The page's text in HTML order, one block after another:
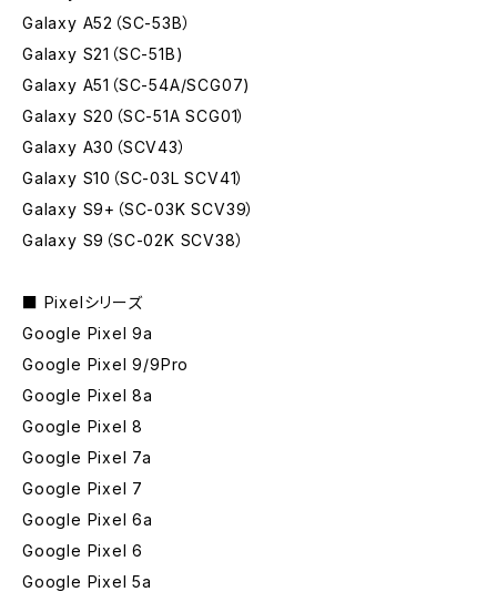
Galaxy A52（SC-53B）
Galaxy S21（SC-51B)
Galaxy A51（SC-54A/SCG07)
Galaxy S20（SC-51A SCG01）
Galaxy A30（SCV43）
Galaxy S10（SC-03L SCV41）
Galaxy S9+（SC-03K SCV39）
Galaxy S9（SC-02K SCV38）
■ Pixelシリーズ
Google Pixel 9a
Google Pixel 9/9Pro
Google Pixel 8a
Google Pixel 8
Google Pixel 7a
Google Pixel 7
Google Pixel 6a
Google Pixel 6
Google Pixel 5a